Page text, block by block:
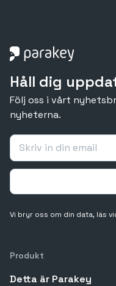
Håll dig
Följ oss i vårt
nyheterna.
Vi bryr oss om din data, läs
Produkt
Detta är Parakey